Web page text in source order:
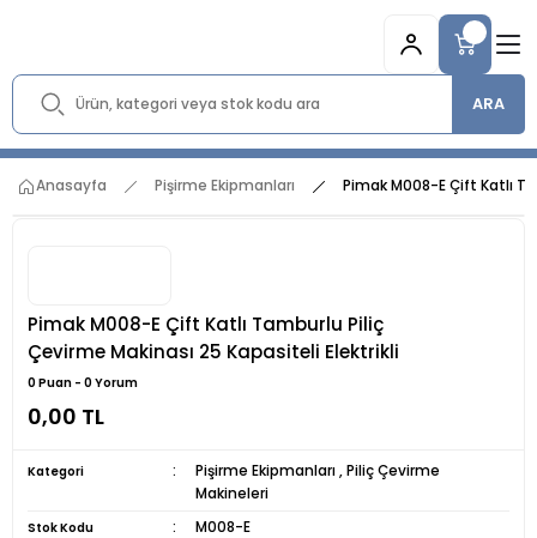
ARA
Anasayfa Pişirme Ekipmanları Pimak M008-E Çift Katlı
Pimak M008-E Çift Katlı Tamburlu Piliç
Çevirme Makinası 25 Kapasiteli Elektrikli
0 Puan - 0 Yorum
0,00 TL
Kategori Pişirme Ekipmanları ,Piliç Çevirme
Makineleri
Stok Kodu M008-E